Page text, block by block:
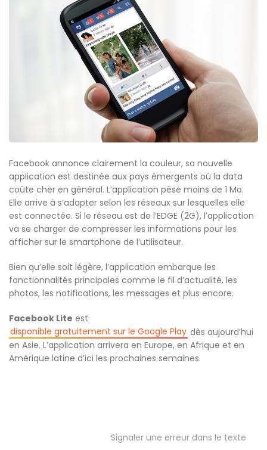
Facebook annonce clairement la couleur, sa nouvelle
application est destinée aux pays émergents où la data
coûte cher en général. L’application pèse moins de 1 Mo.
Elle arrive à s’adapter selon les réseaux sur lesquelles elle
est connectée. Si le réseau est de l’EDGE (2G), l’application
va se charger de compresser les informations pour les
afficher sur le smartphone de l’utilisateur.
Bien qu’elle soit légère, l’application embarque les
fonctionnalités principales comme le fil d’actualité, les
photos, les notifications, les messages et plus encore.
Facebook Lite est
disponible gratuitement sur le Google Play dès aujourd’hui
en Asie. L’application arrivera en Europe, en Afrique et en
Amérique latine d’ici les prochaines semaines.
Signaler une erreur dans le texte